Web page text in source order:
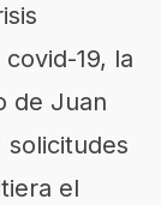
19, la
de Juan
solicitudes
el